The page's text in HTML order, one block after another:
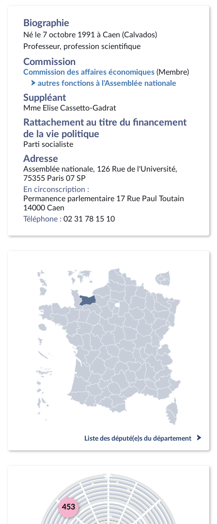
Biographie
Né le 7 octobre 1991 à Caen (Calvados)
Professeur, profession scientifique
Commission
Commission des affaires économiques (Membre)
autres fonctions à l'Assemblée nationale
Suppléant
Mme Elise Cassetto-Gadrat
Rattachement au titre du financement
de la vie politique
Parti socialiste
Adresse
Assemblée nationale, 126 Rue de l'Université,
75355 Paris 07 SP
En circonscription :
Permanence parlementaire 17 Rue Paul Toutain
14000 Caen
Téléphone : 02 31 78 15 10
Liste des député(e)s du département
453